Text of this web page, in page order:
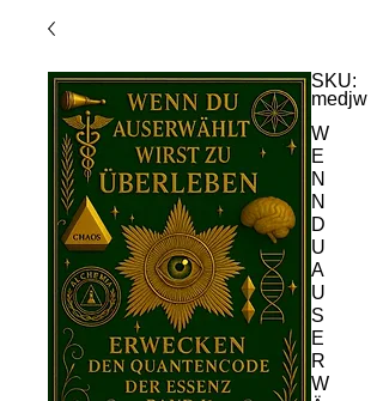
SKU:
medjw
W
E
N
N
D
U
A
U
S
E
R
W